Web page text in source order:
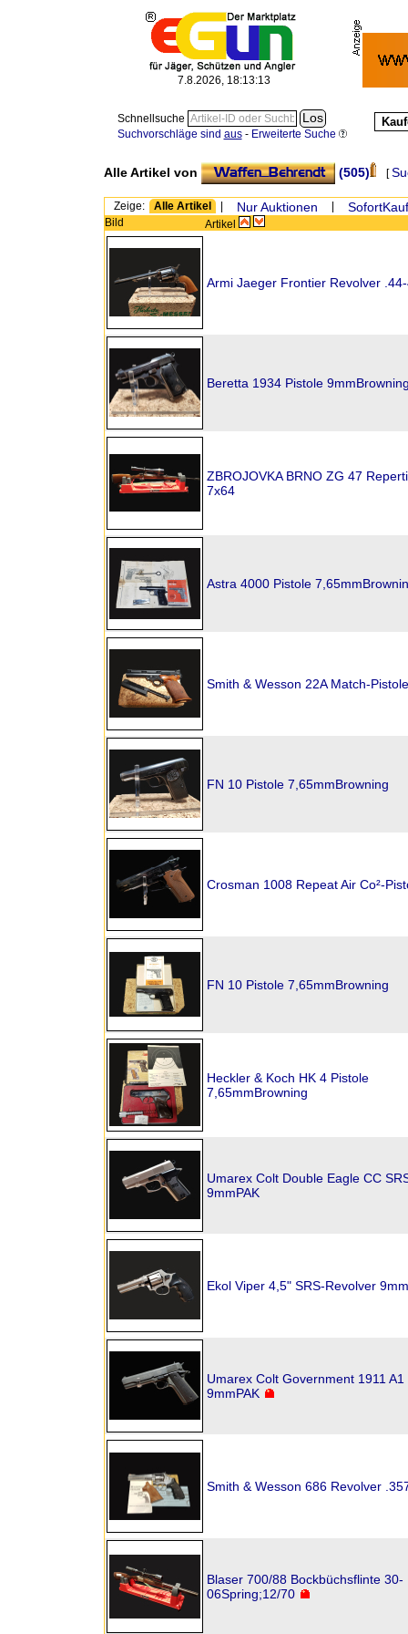
7.8.2026, 18:13:13
Schnellsuche
Suchvorschläge sind aus- Erweiterte Suche
Alle Artikel von (505) [
Zeige: Alle Artikel Nur Auktionen
Bild Artikel
Armi Jaeger Frontier Revolver
Beretta 1934 Pistole
ZBROJOVKA BRNO ZG 47
7x64
Astra 4000 Pistole
Smith & Wesson 22A Match-
FN 10 Pistole 7,65mmBrowning
Crosman 1008 Repeat Air Co²-
FN 10 Pistole 7,65mmBrowning
Heckler & Koch HK 4 Pistole
7,65mmBrowning
Umarex Colt Double Eagle CC
9mmPAK
Ekol Viper 4,5" SRS-Revolver
Umarex Colt Government 1911 A1
9mmPAK
Smith & Wesson 686 Revolver
Blaser 700/88 Bockbüchsflinte 30-
06Spring;12/70